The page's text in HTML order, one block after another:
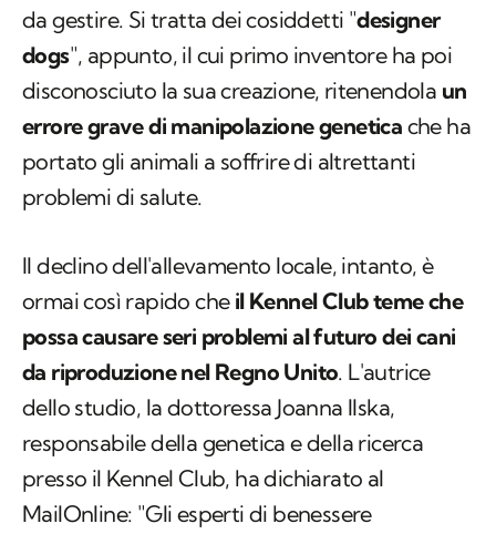
da gestire. Si tratta dei cosiddetti "designer
dogs", appunto, il cui primo inventore ha poi
disconosciuto la sua creazione, ritenendola un
errore grave di manipolazione genetica che ha
portato gli animali a soffrire di altrettanti
problemi di salute.
Il declino dell'allevamento locale, intanto, è
ormai così rapido che il Kennel Club teme che
possa causare seri problemi al futuro dei cani
da riproduzione nel Regno Unito. L'autrice
dello studio, la dottoressa Joanna Ilska,
responsabile della genetica e della ricerca
presso il Kennel Club, ha dichiarato al
MailOnline: "Gli esperti di benessere